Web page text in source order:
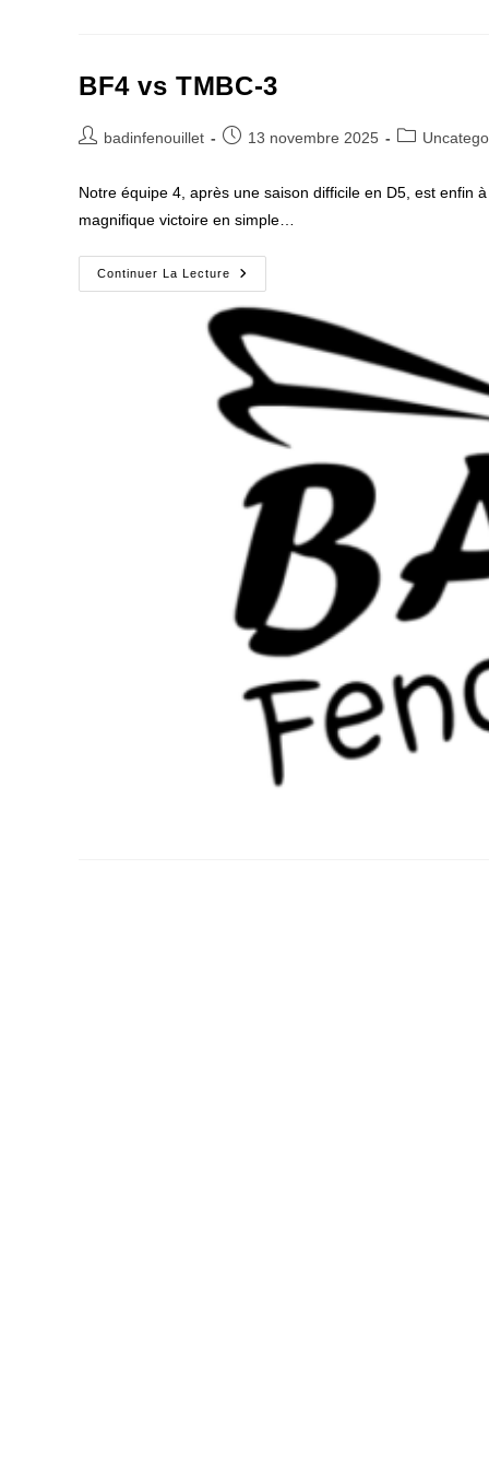
BF4 vs TMBC-3
Auteur/autrice
publication :
badinfenouillet
Publication
13 novembre 2025
Post
Notre équipe 4, après une saison difficile en D5, est enfin
magnifique victoire en simple…
Continuer La Lecture
BF4
Vs
TMBC-